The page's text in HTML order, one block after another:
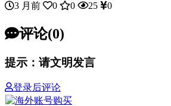
3 月前
0 0 25 0
评论(0)
提示：请文明发言
登录后评论